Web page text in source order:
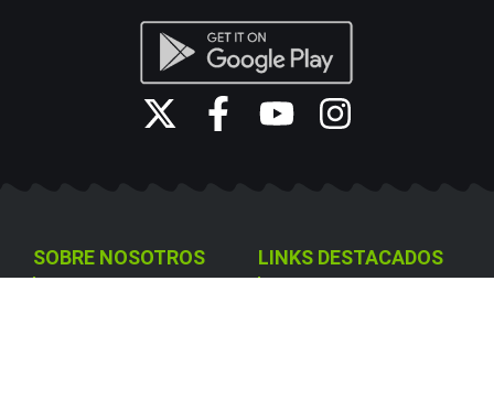
SOBRE NOSOTROS LINKS DESTACADOS